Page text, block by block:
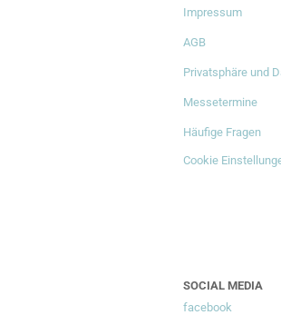
Impressum
AGB
Privatsphäre und
Messetermine
Häufige Fragen
Cookie
SOCIAL MEDIA
facebook